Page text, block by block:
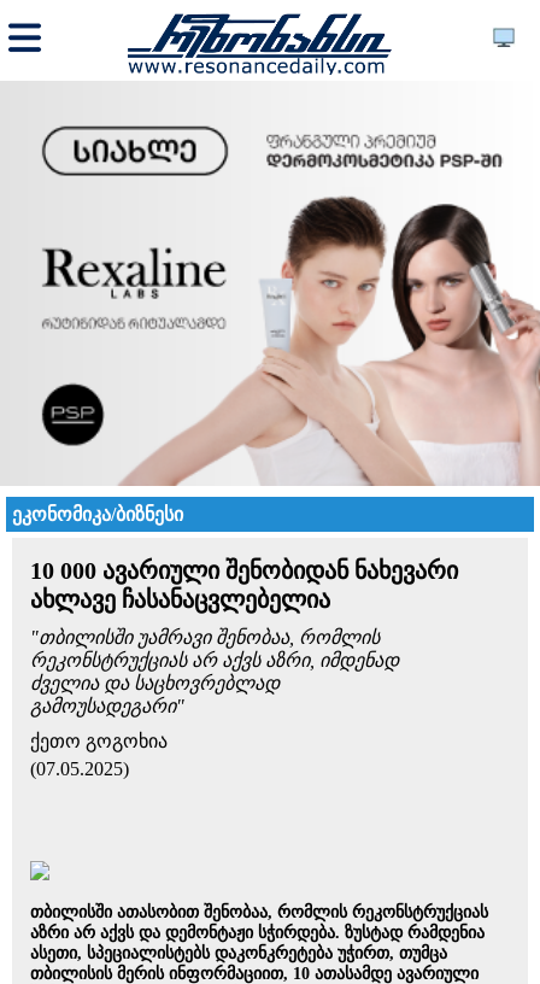
ეკონომიკა/ბიზნესი
10 000 ავარიული შენობიდან ნახევარი
ახლავე ჩასანაცვლებელია
"თბილისში უამრავი შენობაა, რომლის
რეკონსტრუქციას არ აქვს აზრი, იმდენად
ძველია და საცხოვრებლად
გამოუსადეგარი"
ქეთო გოგოხია
(07.05.2025)
თბილისში ათასობით შენობაა, რომლის რეკონსტრუქციას
აზრი არ აქვს და დემონტაჟი სჭირდება. ზუსტად რამდენია
ასეთი, სპეციალისტებს დაკონკრეტება უჭირთ, თუმცა
თბილისის მერის ინფორმაციით, 10 ათასამდე ავარიული